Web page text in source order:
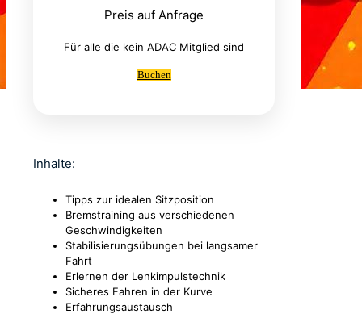
Preis auf Anfrage
Für alle die kein ADAC Mitglied sind
Buchen
Inhalte:
Tipps zur idealen Sitzposition
Bremstraining aus verschiedenen
Geschwindigkeiten
Stabilisierungsübungen bei langsamer
Fahrt
Erlernen der Lenkimpulstechnik
Sicheres Fahren in der Kurve
Erfahrungsaustausch